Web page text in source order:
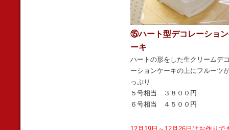
⑮ハート型デコレーショ
ーキ
ハートの形をした生クリームデ
ーションケーキの上にフルーツ
っぷり
５号相当 ３８００円
６号相当 ４５００円